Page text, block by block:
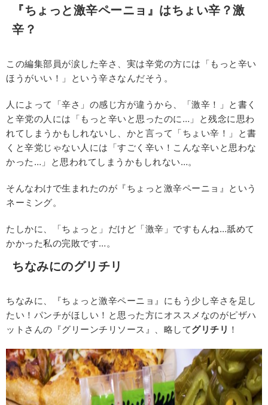
『ちょっと激辛ペーニョ』はちょい辛？激
辛？
この編集部員が涙した辛さ、実は辛党の方には「もっと辛い
ほうがいい！」という辛さなんだそう。
人によって「辛さ」の感じ方が違うから、「激辛！」と書く
と辛党の人には「もっと辛いと思ったのに…」と残念に思わ
れてしまうかもしれないし、かと言って「ちょい辛！」と書
くと辛党じゃない人には「すごく辛い！こんな辛いと思わな
かった…」と思われてしまうかもしれない…。
そんなわけで生まれたのが『ちょっと激辛ペーニョ』という
ネーミング。
たしかに、「ちょっと」だけど「激辛」ですもんね…舐めて
かかった私の完敗です…。
ちなみにのグリチリ
ちなみに、『ちょっと激辛ペーニョ』にもう少し辛さを足し
たい！パンチがほしい！と思った方にオススメなのがピザハ
ットさんの『グリーンチリソース』、略してグリチリ ！